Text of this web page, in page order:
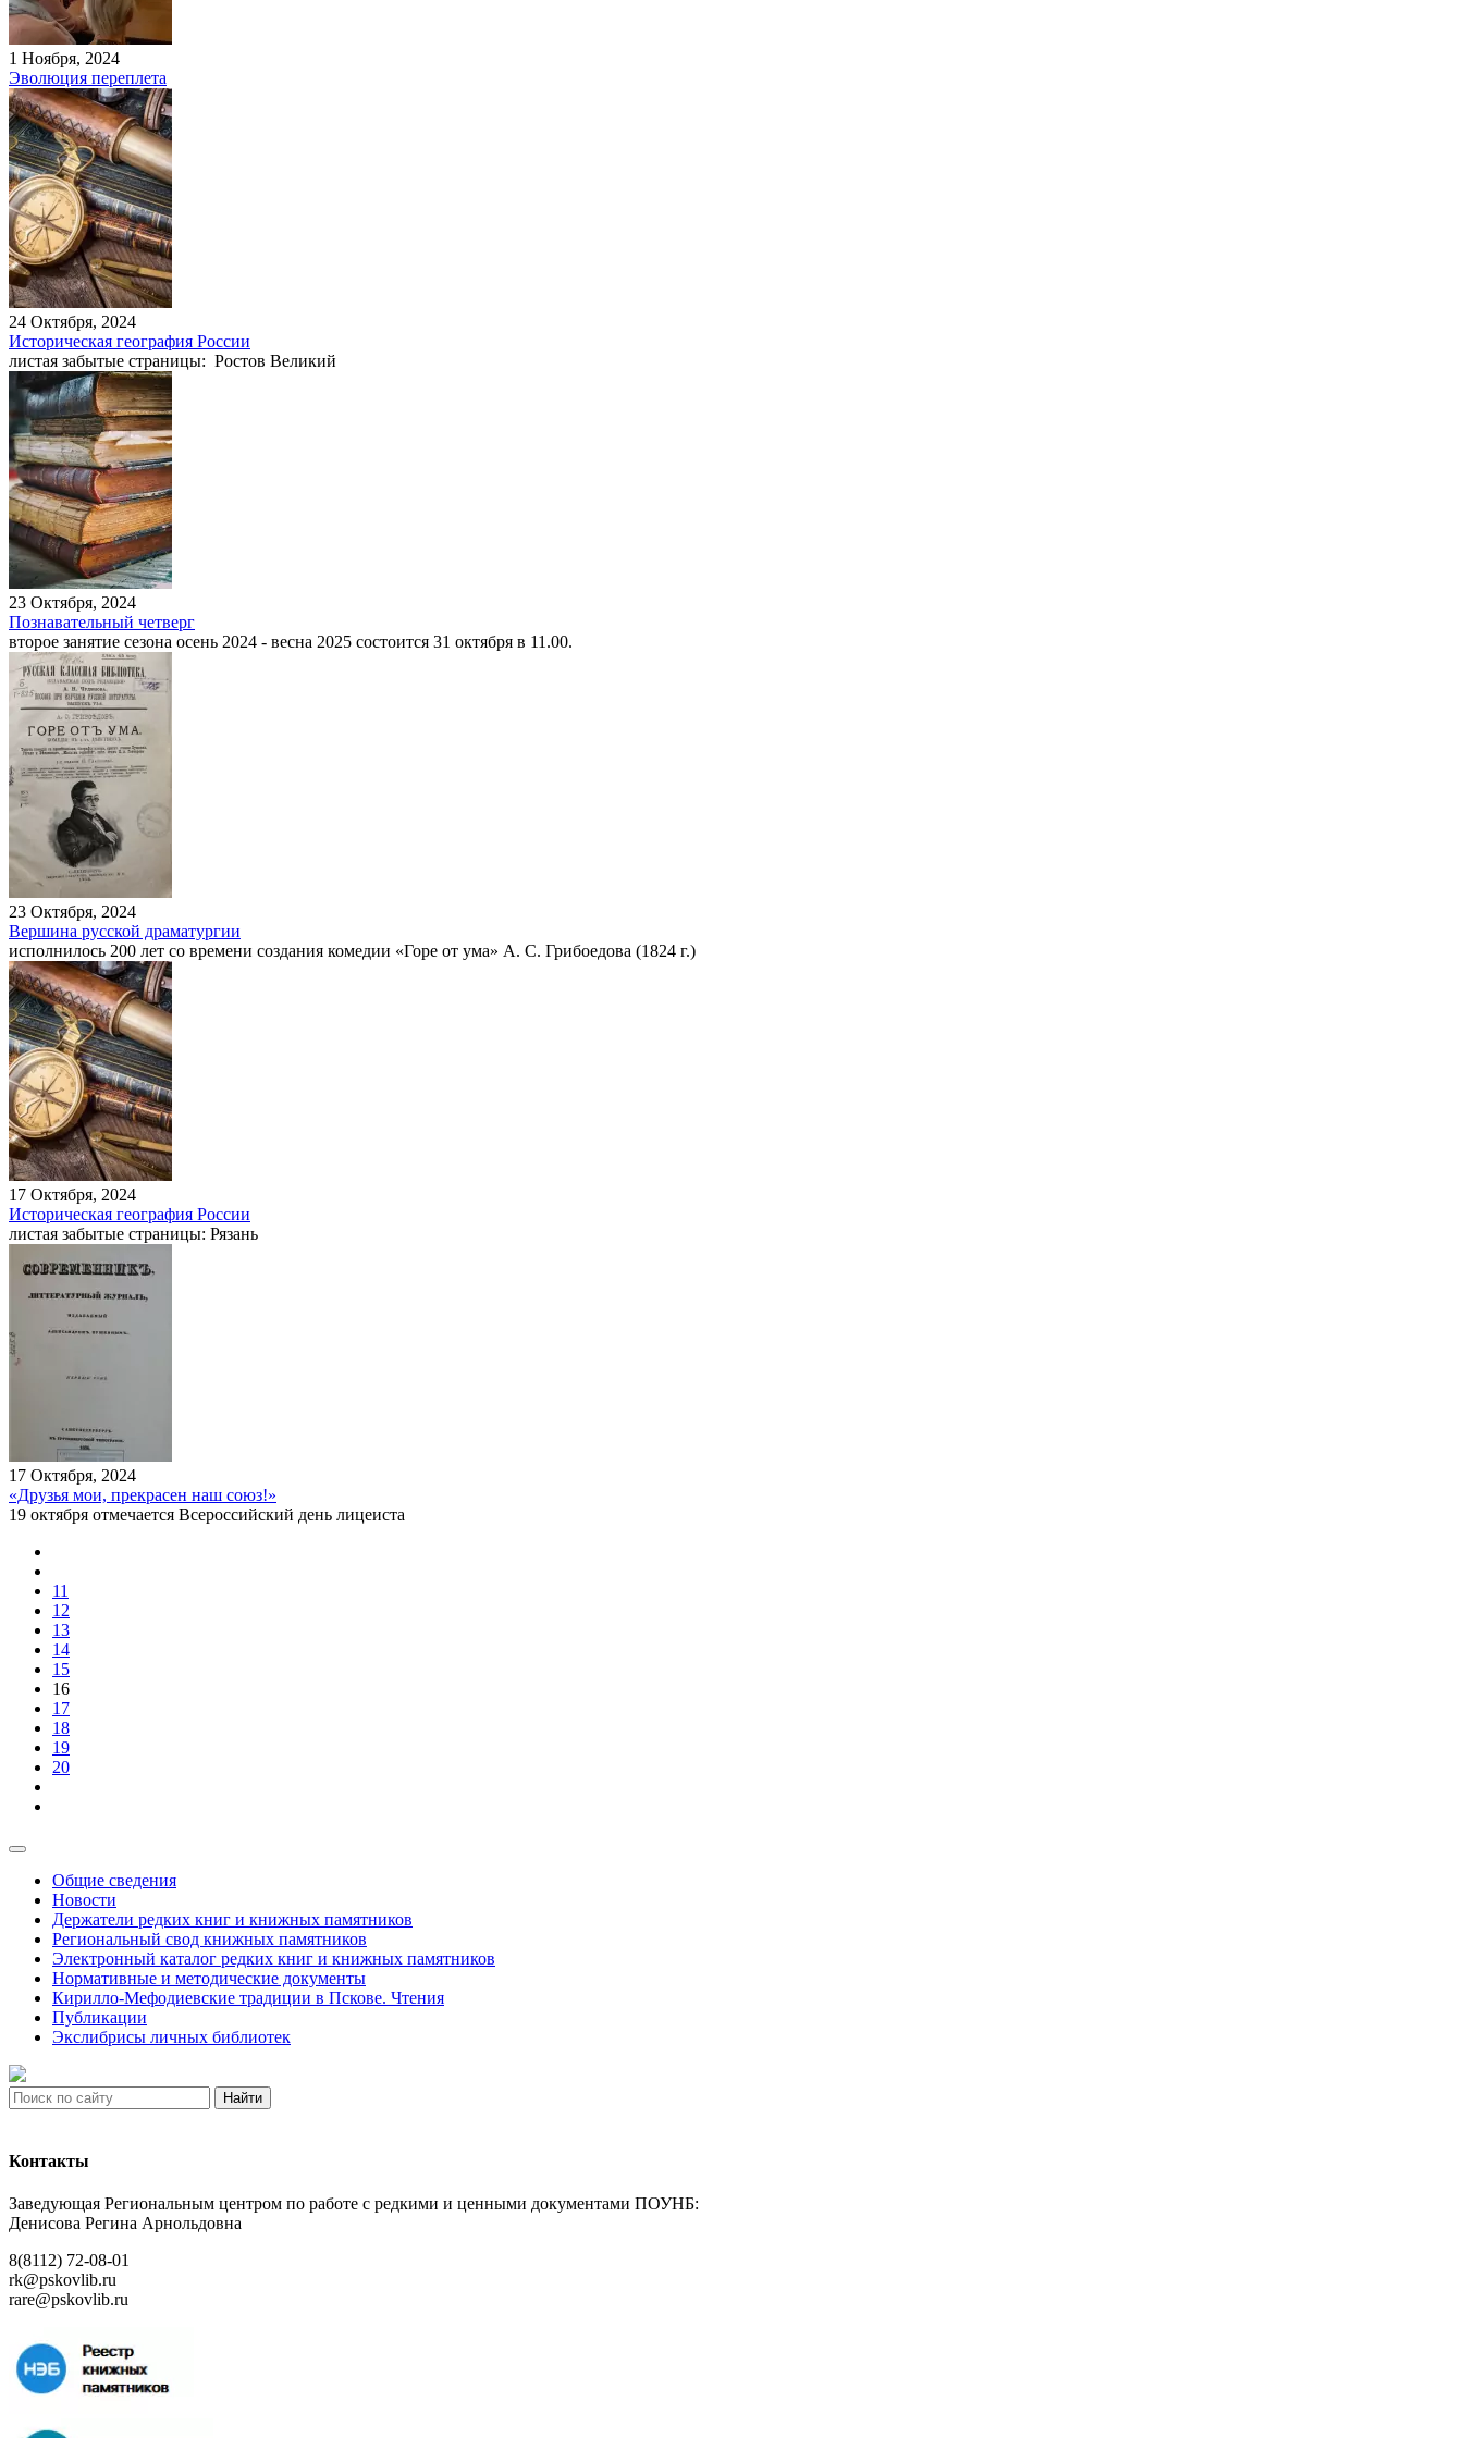
1 Ноября, 2024
Эволюция переплета
24 Октября, 2024
Историческая география России
листая забытые страницы: Ростов Великий
23 Октября, 2024
Познавательный четверг
второе занятие сезона осень 2024 - весна 2025 состоится 31 октября в 11.00.
23 Октября, 2024
Вершина русской драматургии
исполнилось 200 лет со времени создания комедии «Горе от ума» А. С. Грибоедова (1824 г.)
17 Октября, 2024
Историческая география России
листая забытые страницы: Рязань
17 Октября, 2024
«Друзья мои, прекрасен наш союз!»
19 октября отмечается Всероссийский день лицеиста
11
12
13
14
15
16
17
18
19
20
Общие сведения
Новости
Держатели редких книг и книжных памятников
Региональный свод книжных памятников
Электронный каталог редких книг и книжных памятников
Нормативные и методические документы
Кирилло-Мефодиевские традиции в Пскове. Чтения
Публикации
Экслибрисы личных библиотек
Найти
Контакты
Заведующая Региональным центром по работе с редкими и ценными документами ПОУНБ:
Денисова Регина Арнольдовна
8(8112) 72-08-01
rk@pskovlib.ru
rare@pskovlib.ru